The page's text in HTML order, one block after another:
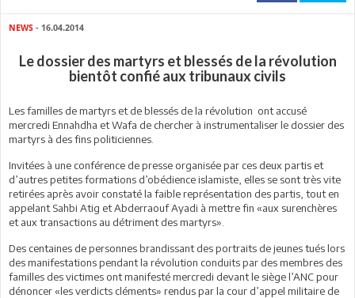
NEWS - 16.04.2014
Le dossier des martyrs et blessés de la révolution
bientôt confié aux tribunaux civils
Les familles de martyrs et de blessés de la révolution ont accusé
mercredi Ennahdha et Wafa de chercher à instrumentaliser le dossier des
martyrs à des fins politiciennes.
Invitées à une conférence de presse organisée par ces deux partis et
d’autres petites formations d’obédience islamiste, elles se sont très vite
retirées après avoir constaté la faible représentation des partis, tout en
appelant Sahbi Atig et Abderraouf Ayadi à mettre fin «aux surenchères
et aux transactions au détriment des martyrs».
Des centaines de personnes brandissant des portraits de jeunes tués lors
des manifestations pendant la révolution conduits par des membres des
familles des victimes ont manifesté mercredi devant le siège l’ANC pour
dénoncer «les verdicts cléments» rendus par la cour d’appel militaire de